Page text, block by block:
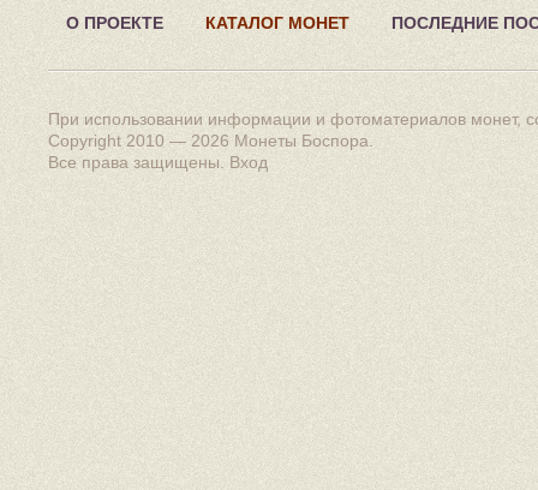
О ПРОЕКТЕ КАТАЛОГ МОНЕТ ПОСЛЕДНИЕ
При использовании информации и фотоматериалов монет,
Copyright 2010 — 2026 Монеты Боспора
Все права защищены. Вход